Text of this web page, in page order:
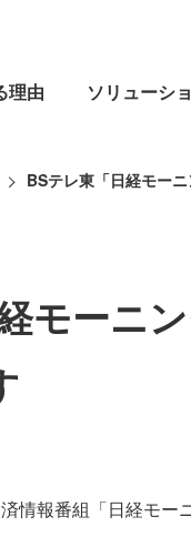
理由 ソリューシ
BSテレ東「日経モー
モーニ
情報番組「日経モ